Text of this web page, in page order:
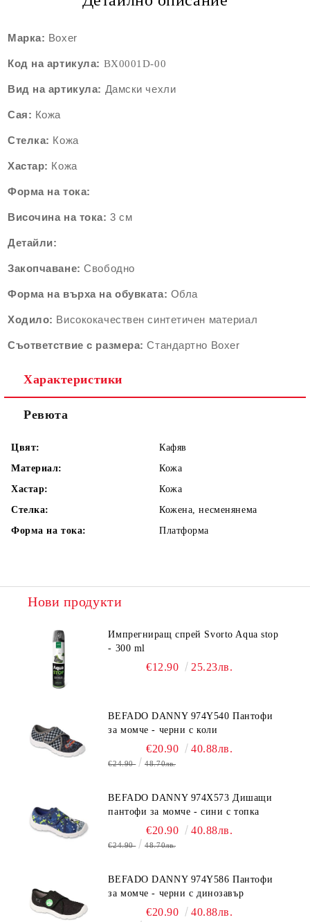
Марка: Boxer
Код на артикула: BX0001 D-00
Вид на артикула: Дамски чехли
Сая: Кожа
Стелка: Кожа
Хастар: Кожа
Форма на тока:
Височина на тока:3 см
Детайли:
Закопчаване: Свободно
Форма на върха на обувката: Обла
Ходило: Висококачествен синтетичен материал
Съответствие с размера:Стандартно Boxer
Характеристики
Ревюта
Цвят:
Кафяв
Материал:
Кожа
Хастар:
Кожа
Стелка:
Кожена, несменянема
Форма на тока:
Платформа
Нови продукти
Импрегниращ спрей Svorto Aqua stop
- 300 ml
€12.90 25.23лв.
BEFADO DANNY 974Y540 Пантофи
за момче - черни с коли
€20.90 40.88лв.
€24.90 48.70лв.
BEFADO DANNY 974X573 Дишащи
пантофи за момче - сини с топка
€20.90 40.88лв.
€24.90 48.70лв.
BEFADO DANNY 974Y586 Пантофи
за момче - черни с динозавър
€20.90 40.88лв.